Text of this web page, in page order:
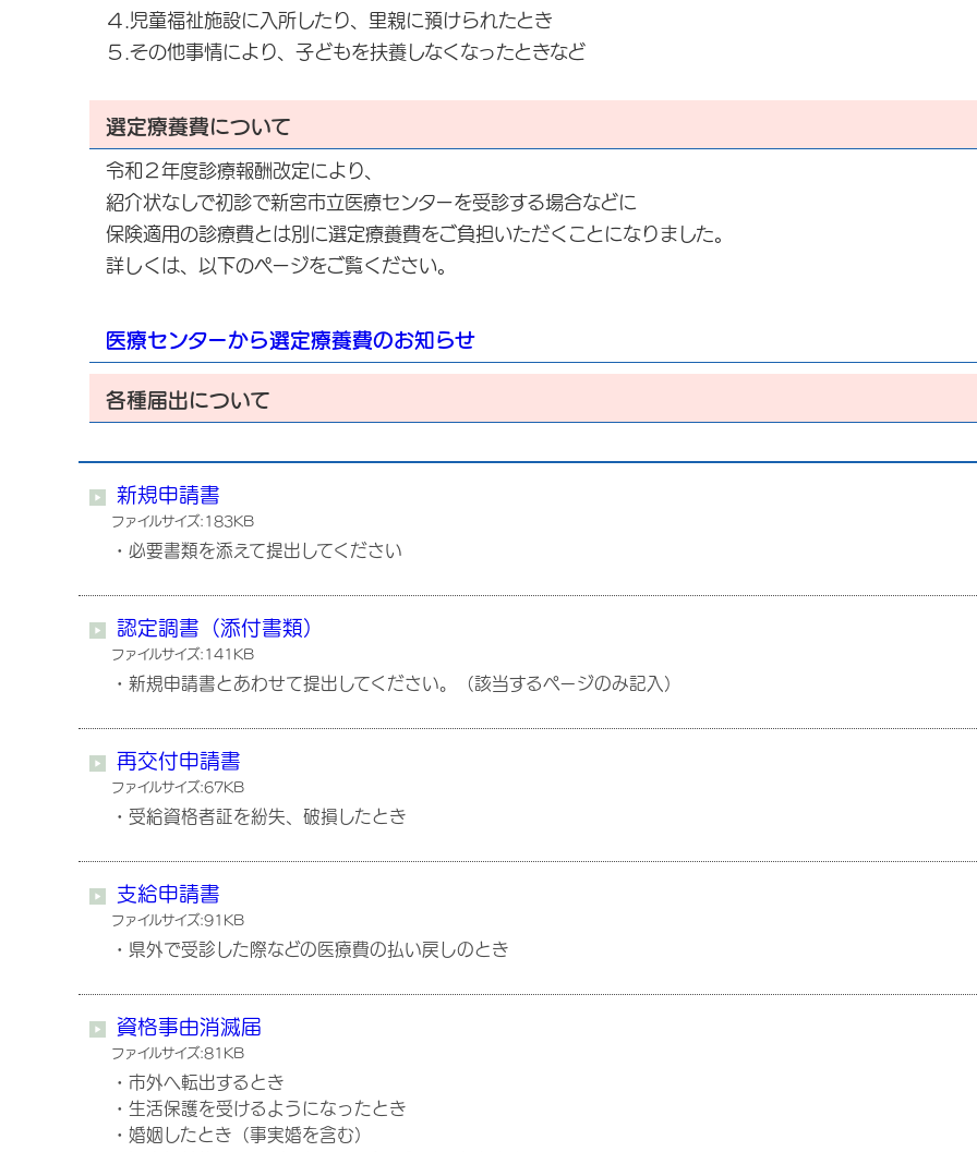
４.児童福祉施設に入所したり、里親に預けられたとき
５.その他事情により、子どもを扶養しなくなったときなど
選定療養費について
令和２年度診療報酬改定により、
紹介状なしで初診で新宮市立医療センターを受診する場合などに
保険適用の診療費とは別に選定療養費をご負担いただくことになりました。
詳しくは、以下のページをご覧ください。
医療センターから選定療養費のお知らせ
各種届出について
新規申請書
ファイルサイズ:183KB
・必要書類を添えて提出してください
認定調書（添付書類）
ファイルサイズ:141KB
・新規申請書とあわせて提出してください。（該当するページのみ記入）
再交付申請書
ファイルサイズ:67KB
・受給資格者証を紛失、破損したとき
支給申請書
ファイルサイズ:91KB
・県外で受診した際などの医療費の払い戻しのとき
資格事由消滅届
ファイルサイズ:81KB
・市外へ転出するとき
・生活保護を受けるようになったとき
・婚姻したとき（事実婚を含む）